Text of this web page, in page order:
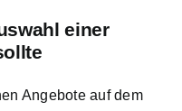
einer
Angebote auf dem